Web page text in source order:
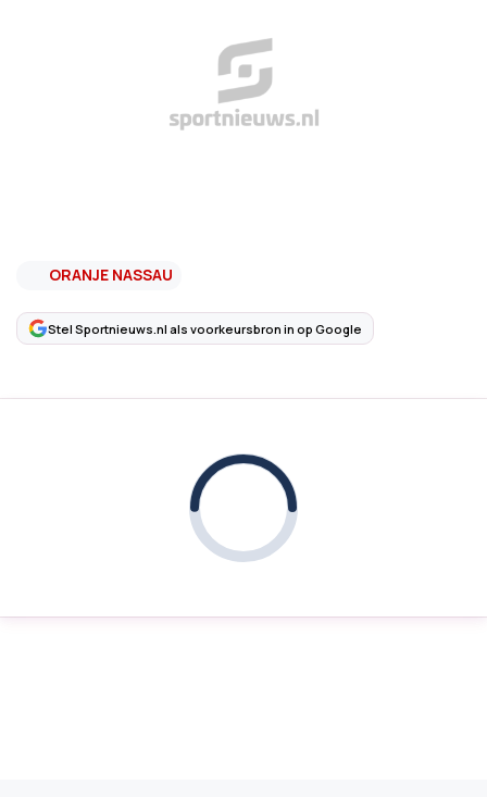
ORANJE NASSAU
Stel Sportnieuws.nl als voorkeursbron in op Google